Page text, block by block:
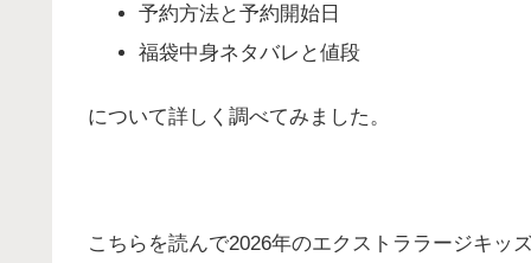
予約方法と予約開始日
福袋中身ネタバレと値段
について詳しく調べてみました。
こちらを読んで2026年のエクストララージキッ